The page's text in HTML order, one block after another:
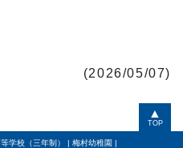
(2026/05/07)
▲
TOP
学校（三年制） | 梅村幼稚園 |